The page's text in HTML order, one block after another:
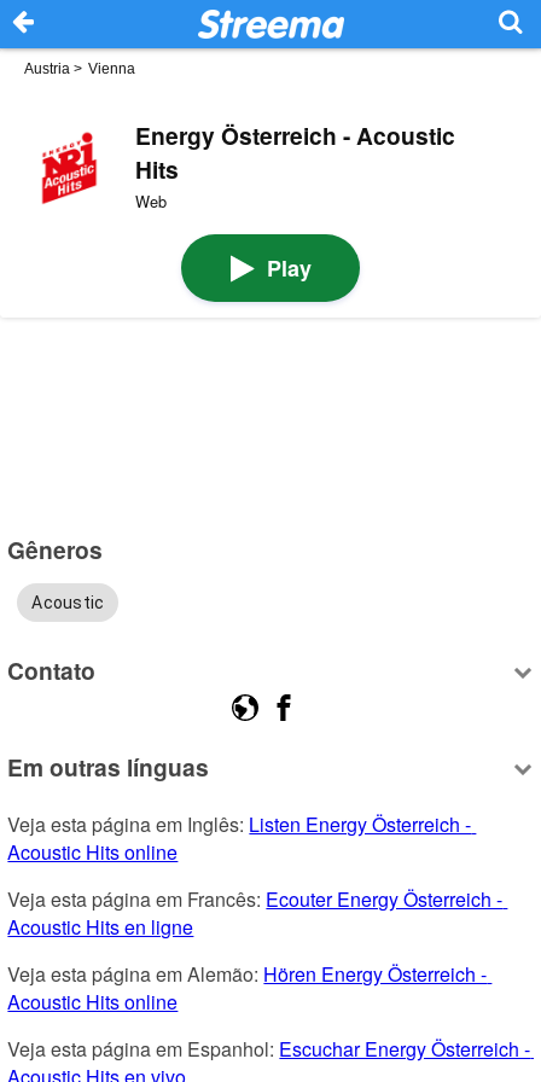
Austria > Vienna
Energy Österreich - Acoustic
Hits
Web
Play
Gêneros
Acoustic
Contato
Em outras línguas
Veja esta página em Inglês: Listen Energy Österreich -
Acoustic Hits online
Veja esta página em Francês: Ecouter Energy Österreich -
Acoustic Hits en ligne
Veja esta página em Alemão: Hören Energy Österreich -
Acoustic Hits online
Veja esta página em Espanhol: Escuchar Energy Österreich -
Acoustic Hits en vivo